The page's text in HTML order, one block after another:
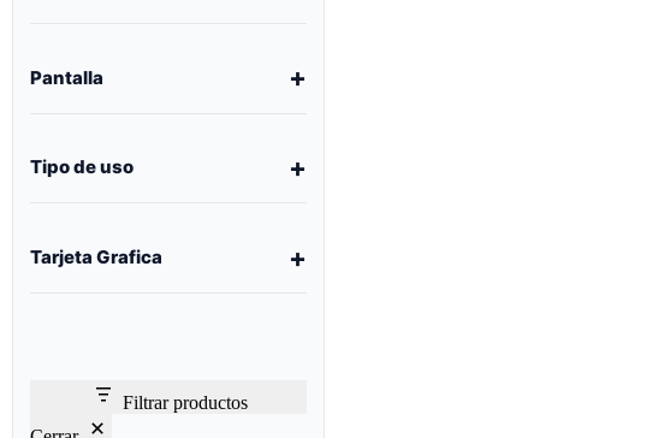
Pantalla
Tipo de uso
Tarjeta Grafica
Filtrar productos